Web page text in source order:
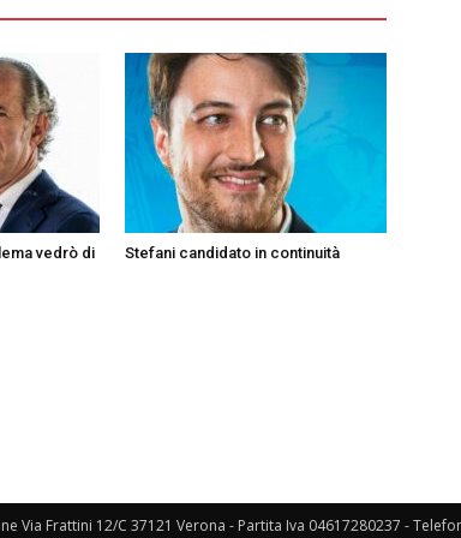
vedrò di
Stefani candidato in continuità
Via Frattini 12/C 37121 Verona - Partita Iva 04617280237 -